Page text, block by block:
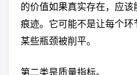
的价值如果真实存在，应
痕迹。它可能不是让每个
某些瓶颈被削平。
第二类是质量指标。